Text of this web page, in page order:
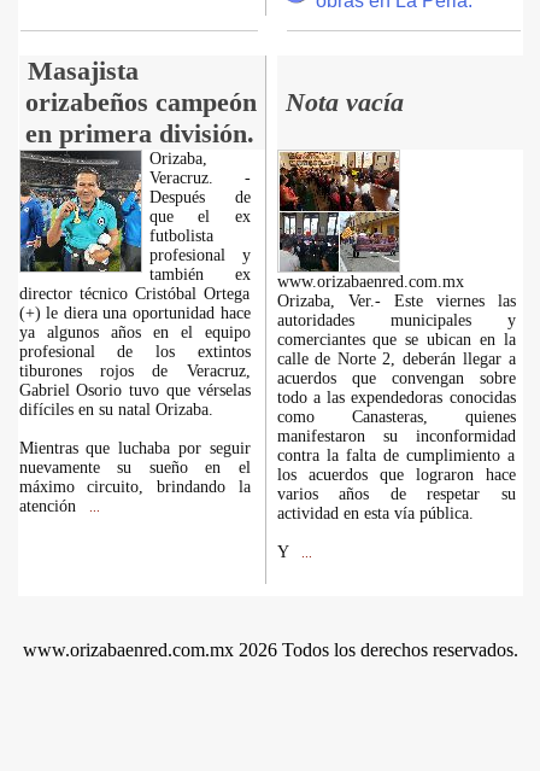
Masajista
orizabeños campeón
en primera división.
Nota vacía
Orizaba,
Veracruz. -
Después de
que el ex
futbolista
profesional y
también ex
director técnico Cristóbal Ortega
(+) le diera una oportunidad hace
ya algunos años en el equipo
profesional de los extintos
tiburones rojos de Veracruz,
Gabriel Osorio tuvo que vérselas
difíciles en su natal Orizaba.
Mientras que luchaba por seguir
nuevamente su sueño en el
máximo circuito, brindando la
atención
www.orizabaenred.com.mx
Orizaba, Ver.- Este viernes las
autoridades municipales y
comerciantes que se ubican en la
calle de Norte 2, deberán llegar a
acuerdos que convengan sobre
todo a las expendedoras conocidas
como Canasteras, quienes
manifestaron su inconformidad
contra la falta de cumplimiento a
los acuerdos que lograron hace
varios años de respetar su
actividad en esta vía pública.
Y
www.orizabaenred.com.mx 2026 Todos los derechos reservados.